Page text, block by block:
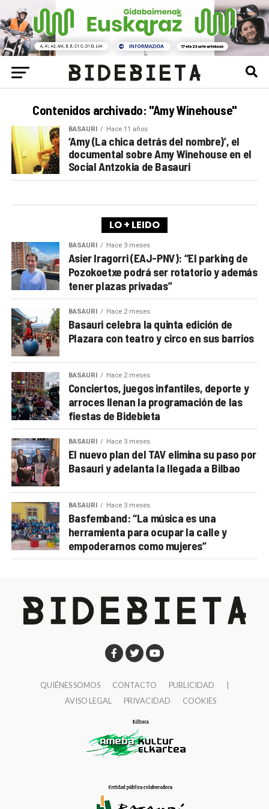
Contenidos archivado: "Amy Winehouse"
BASAURI Hace 11 años
‘Amy (La chica detrás del nombre)’, el
documental sobre Amy Winehouse en el
Social Antzokia de Basauri
LO + LEIDO
BASAURI Hace 3 meses
Asier Iragorri (EAJ-PNV): “El parking de
Pozokoetxe podrá ser rotatorio y además
tener plazas privadas”
BASAURI Hace 2 meses
Basauri celebra la quinta edición de
Plazara con teatro y circo en sus barrios
BASAURI Hace 2 meses
Conciertos, juegos infantiles, deporte y
arroces llenan la programación de las
fiestas de Bidebieta
BASAURI Hace 3 meses
El nuevo plan del TAV elimina su paso por
Basauri y adelanta la llegada a Bilbao
BASAURI Hace 3 meses
Basfemband: “La música es una
herramienta para ocupar la calle y
empoderarnos como mujeres”
QUIÉNES SOMOS CONTACTO PUBLICIDAD
AVISO LEGAL
PRIVACIDAD COOKIES